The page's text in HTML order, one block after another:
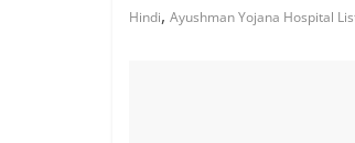
Hindi, Ayushman Yojana Hospital